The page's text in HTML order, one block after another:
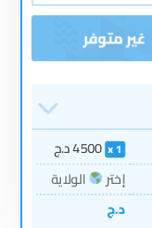
1
4500د.ج
إختر
الولاية
د.ج